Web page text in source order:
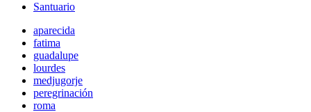
Santuario
aparecida
fatima
guadalupe
lourdes
medjugorje
peregrinación
roma